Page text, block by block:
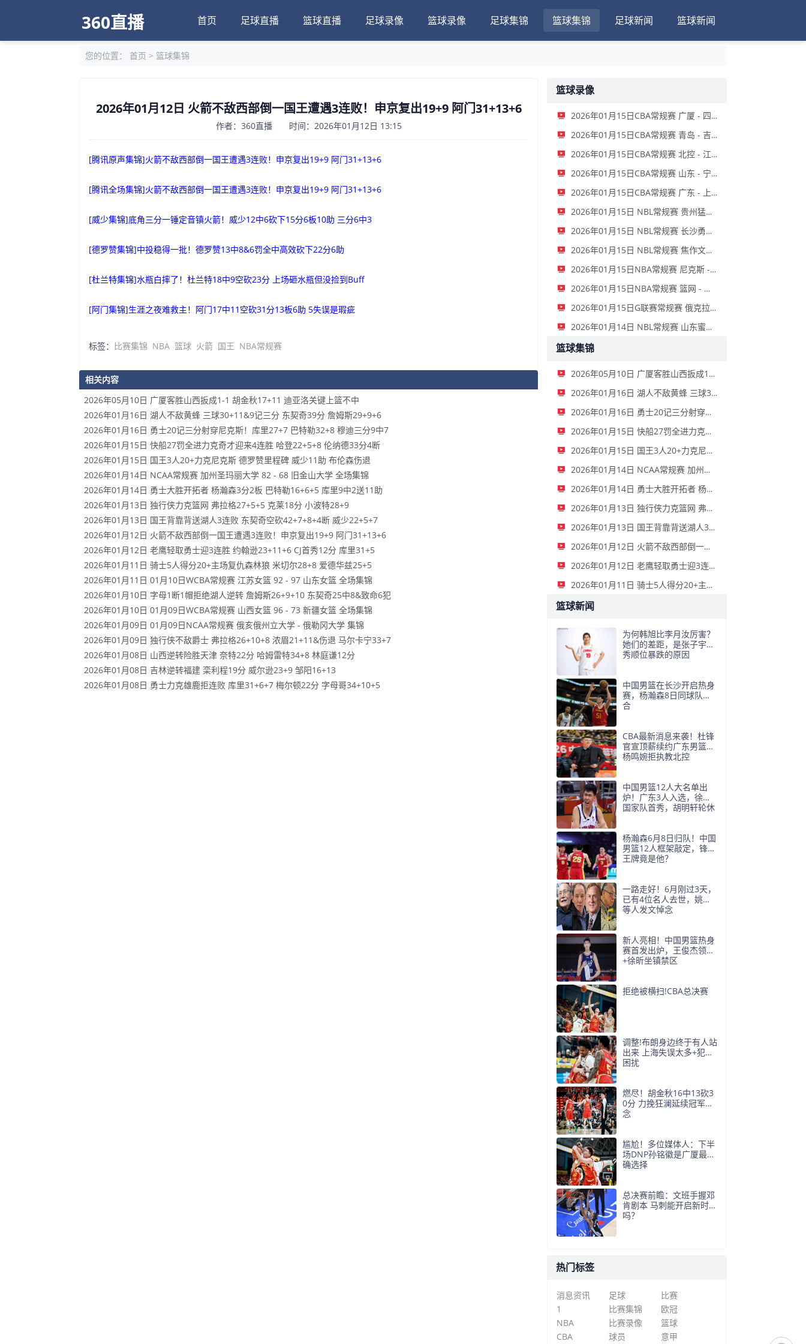
360直播 首页 足球直播 篮球直播 足球录像 篮球录像 足球集锦 篮球集锦 足球新闻 篮球新闻
您的位置： 首页 > 篮球集锦
2026年01月12日 火箭不敌西部倒一国王遭遇3连败！申京复出19+9 阿门31+13+6
作者：360直播 时间：2026年01月12日 13:15
[腾讯原声集锦]火箭不敌西部倒一国王遭遇3连败！申京复出19+9 阿门31+13+6
[腾讯全场集锦]火箭不敌西部倒一国王遭遇3连败！申京复出19+9 阿门31+13+6
[威少集锦]底角三分一锤定音镇火箭！威少12中6砍下15分6板10助 三分6中3
[德罗赞集锦]中投稳得一批！德罗赞13中8&6罚全中高效砍下22分6助
[杜兰特集锦]水瓶白摔了！杜兰特18中9空砍23分 上场砸水瓶但没捡到Buff
[阿门集锦]生涯之夜难救主！阿门17中11空砍31分13板6助 5失误是瑕疵
标签： 比赛集锦 NBA 篮球 火箭 国王 NBA常规赛
相关内容
2026年05月10日 广厦客胜山西扳成1-1 胡金秋17+11 迪亚洛关键上篮不中
2026年01月16日 湖人不敌黄蜂 三球30+11&9记三分 东契奇39分 詹姆斯29+9+6
2026年01月16日 勇士20记三分射穿尼克斯！库里27+7 巴特勒32+8 穆迪三分9中7
2026年01月15日 快船27罚全进力克奇才迎来4连胜 哈登22+5+8 伦纳德33分4断
2026年01月15日 国王3人20+力克尼克斯 德罗赞里程碑 威少11助 布伦森伤退
2026年01月14日 NCAA常规赛 加州圣玛丽大学 82 - 68 旧金山大学 全场集锦
2026年01月14日 勇士大胜开拓者 杨瀚森3分2板 巴特勒16+6+5 库里9中2送11助
2026年01月13日 独行侠力克篮网 弗拉格27+5+5 克莱18分 小波特28+9
2026年01月13日 国王背靠背送湖人3连败 东契奇空砍42+7+8+4断 威少22+5+7
2026年01月12日 火箭不敌西部倒一国王遭遇3连败！申京复出19+9 阿门31+13+6
2026年01月12日 老鹰轻取勇士迎3连胜 约翰逊23+11+6 CJ首秀12分 库里31+5
2026年01月11日 骑士5人得分20+主场复仇森林狼 米切尔28+8 爱德华兹25+5
2026年01月11日 01月10日WCBA常规赛 江苏女篮 92 - 97 山东女篮 全场集锦
2026年01月10日 字母1断1帽拒绝湖人逆转 詹姆斯26+9+10 东契奇25中8&致命6犯
2026年01月10日 01月09日WCBA常规赛 山西女篮 96 - 73 新疆女篮 全场集锦
2026年01月09日 01月09日NCAA常规赛 俄亥俄州立大学 - 俄勒冈大学 集锦
2026年01月09日 独行侠不敌爵士 弗拉格26+10+8 浓眉21+11&伤退 马尔卡宁33+7
2026年01月08日 山西逆转险胜天津 奈特22分 哈姆雷特34+8 林庭谦12分
2026年01月08日 吉林逆转福建 栾利程19分 威尔逊23+9 邹阳16+13
2026年01月08日 勇士力克雄鹿拒连败 库里31+6+7 梅尔顿22分 字母哥34+10+5
篮球录像
2026年01月15日CBA常规赛 广厦 - 四川 全场录像
2026年01月15日CBA常规赛 青岛 - 吉林 全场录像
2026年01月15日CBA常规赛 北控 - 江苏 全场录像
2026年01月15日CBA常规赛 山东 - 宁波 全场录像
2026年01月15日CBA常规赛 广东 - 上海 全场录像
2026年01月15日 NBL常规赛 贵州猛龙 VS 合肥狂风 全场录像
2026年01月15日 NBL常规赛 长沙勇胜 VS 安徽皖江龙 全场录像
2026年01月15日 NBL常规赛 焦作文旅 VS 香港金牛 全场录像
2026年01月15日NBA常规赛 尼克斯 - 国王 全场录像
2026年01月15日NBA常规赛 篮网 - 鹈鹕 全场录像
2026年01月15日G联赛常规赛 俄克拉荷马城蓝 - 撕裂之城混音 全场录像
2026年01月14日 NBL常规赛 山东蜜獾 VS 上海玄鸟 全场录像
篮球集锦
2026年05月10日 广厦客胜山西扳成1-1 胡金秋17+11 迪亚洛关键上篮不中
2026年01月16日 湖人不敌黄蜂 三球30+11&9记三分 东契奇39分 詹姆斯29+9+6
2026年01月16日 勇士20记三分射穿尼克斯！库里27+7 巴特勒32+8 穆迪三分9中7
2026年01月15日 快船27罚全进力克奇才迎来4连胜 哈登22+5+8 伦纳德33分4断
2026年01月15日 国王3人20+力克尼克斯 德罗赞里程碑 威少11助 布伦森伤退
2026年01月14日 NCAA常规赛 加州圣玛丽大学 82 - 68 旧金山大学 全场集锦
2026年01月14日 勇士大胜开拓者 杨瀚森3分2板 巴特勒16+6+5 库里9中2送11助
2026年01月13日 独行侠力克篮网 弗拉格27+5+5 克莱18分 小波特28+9
2026年01月13日 国王背靠背送湖人3连败 东契奇空砍42+7+8+4断 威少22+5+7
2026年01月12日 火箭不敌西部倒一国王遭遇3连败！申京复出19+9 阿门31+13+6
2026年01月12日 老鹰轻取勇士迎3连胜 约翰逊23+11+6 CJ首秀12分 库里31+5
2026年01月11日 骑士5人得分20+主场复仇森林狼 米切尔28+8 爱德华兹25+5
篮球新闻
为何韩旭比李月汝厉害？
她们的差距，是张子宇选
秀顺位暴跌的原因
中国男篮在长沙开启热身
赛，杨瀚森8日同球队会
合
CBA最新消息来袭！杜锋
官宣顶薪续约广东男篮，
杨鸣婉拒执教北控
中国男篮12人大名单出
炉！广东3人入选，徐昕
国家队首秀，胡明轩轮休
杨瀚森6月8日归队！中国
男篮12人框架敲定，锋线
王牌竟是他？
一路走好！6月刚过3天，
已有4位名人去世，姚明
等人发文悼念
新人亮相！中国男篮热身
赛首发出炉，王俊杰领衔
+徐昕坐镇禁区
拒绝被横扫!CBA总决赛
调整!布朗身边终于有人站
出来 上海失误太多+犯规
困扰
燃尽！胡金秋16中13砍3
0分 力挽狂澜延续冠军悬
念
尴尬！多位媒体人：下半
场DNP孙铭徽是广厦最正
确选择
总决赛前瞻：文班手握邓
肯剧本 马刺能开启新时代
吗？
热门标签
消息资讯 足球
比赛
1
比赛集锦
欧冠
NBA
比赛录像
篮球
CBA
球员 意甲